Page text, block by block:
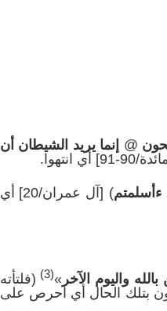
@ إنما يريد الشيطان أن
91] أي انتهوا.
) [آل عمران/20] أي
واليوم الآخر »
(3)
(فلتأته
بتلك الحال أي احرص على